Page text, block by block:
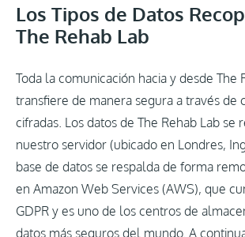
Los Tipos de Datos
The Rehab Lab
Toda la comunicación hacia y desde The
transfiere de manera segura a través de
cifradas. Los datos de The Rehab Lab se
nuestro servidor (ubicado en Londres,
base de datos se respalda de forma
en Amazon Web Services (AWS), que
GDPR y es uno de los centros de
datos más seguros del mundo. A